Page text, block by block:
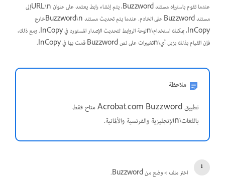
عندما تقوم باستيراد مستند Buzzword، يتم إنشاء رابط يعتمد على عنوان URL\nإلى
مستند Buzzword على الخادم. عندما يتم تحديث مستند Buzzword\nخارج
InCopy، يمكنك استخدام\nلوحة الروابط لتحديث الإصدار المستورد في InCopy. ومع ذلك،
فإن القيام بذلك يزيل أي\nتغييرات على نص Buzzword قمت بها في InCopy.
ملاحظة
تطبيق Acrobat.com Buzzword متاح فقط
باللغات\nالإنجليزية والفرنسية والألمانية.
اختر ملف > وضع من Buzzword.